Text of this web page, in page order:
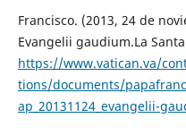
Francisco. (2013, 24 de
Evangelii gaudium.La
https://www.vatican.va/
tions/documents/
ap_20131124_evangelii-